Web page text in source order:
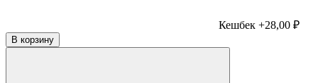
Кешбек +28,00 ₽
В корзину